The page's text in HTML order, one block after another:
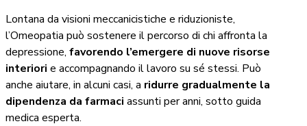
Lontana da visioni meccanicistiche e riduzioniste,
l’Omeopatia può sostenere il percorso di chi affronta la
depressione, favorendo l’emergere di nuove risorse
interiori e accompagnando il lavoro su sé stessi. Può
anche aiutare, in alcuni casi, a ridurre gradualmente la
dipendenza da farmaci assunti per anni, sotto guida
medica esperta.